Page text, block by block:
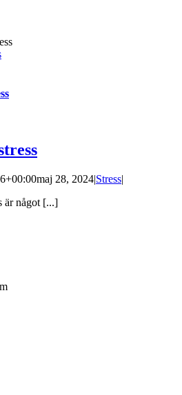
maj 28, 2024|Stress|
är något [...]